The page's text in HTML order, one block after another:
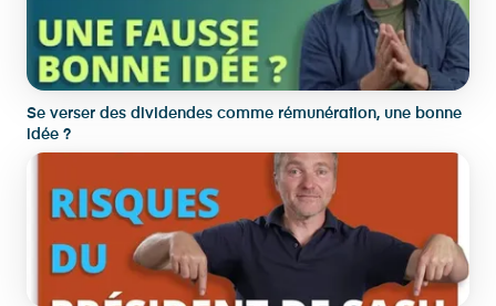
Se verser des dividendes comme rémunération, une bonne
idée ?